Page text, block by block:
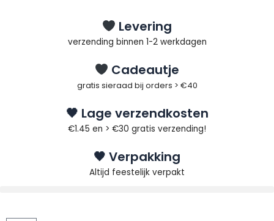
Levering
verzending binnen 1-2 werkdagen
Cadeautje
gratis sieraad bij orders > €40
🖤 Lage verzendkosten
€1.45 en > €30 gratis verzending!
🖤 Verpakking
Altijd feestelijk verpakt